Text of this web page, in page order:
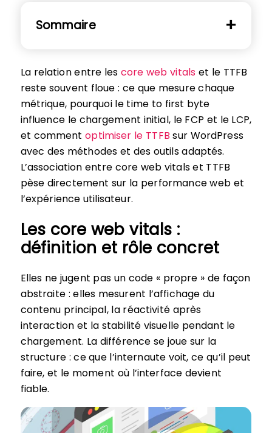
Sommaire
La relation entre les core web vitals et le TTFB
reste souvent floue : ce que mesure chaque
métrique, pourquoi le time to first byte
influence le chargement initial, le FCP et le LCP,
et commentoptimiser le TTFB sur WordPress
avec des méthodes et des outils adaptés.
L’association entre core web vitals et TTFB
pèse directement sur la performance web et
l’expérience utilisateur.
Les core web vitals :
définition et rôle concret
Elles ne jugent pas un code « propre » de façon
abstraite : elles mesurent l’affichage du
contenu principal, la réactivité après
interaction et la stabilité visuelle pendant le
chargement. La différence se joue sur la
structure : ce que l’internaute voit, ce qu’il peut
faire, et le moment où l’interface devient
fiable.